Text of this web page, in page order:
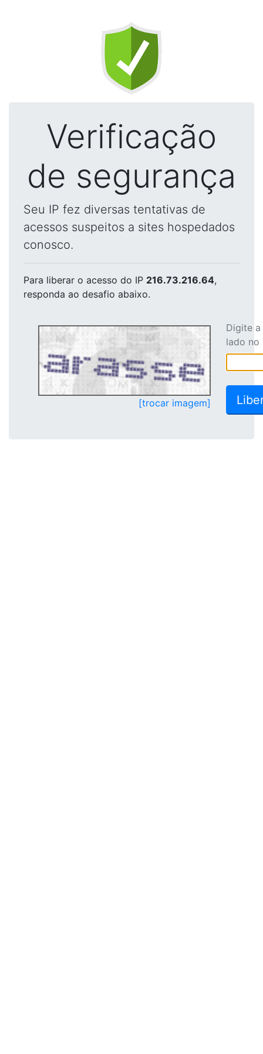
Verificação
de segurança
Seu IP fez diversas tentativas de
acessos suspeitos a sites hospedados
conosco.
Para liberar o acesso do IP 216.73.216.64,
responda ao desafio abaixo.
[trocar imagem]
Digite
lado no